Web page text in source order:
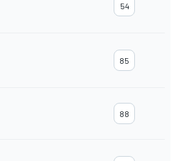
54
85
88